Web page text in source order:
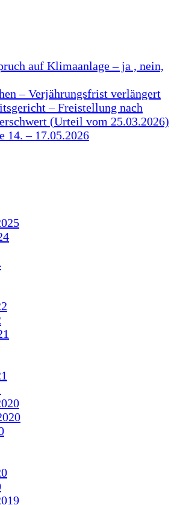
auf Klimaanlage – ja , nein,
– Verjährungsfrist verlängert
– Freistellung nach
(Urteil vom 25.03.2026)
14. – 17.05.2026